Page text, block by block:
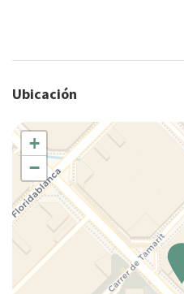
Inodoro
Lámpara
Lavadora
Lavadora/Secadora
Limpieza de la casa incluida
Mesa y sillas
Microondas
Nevera
Nociones básicas de cocina
Ollas y sartenes
Ubicación
+
−